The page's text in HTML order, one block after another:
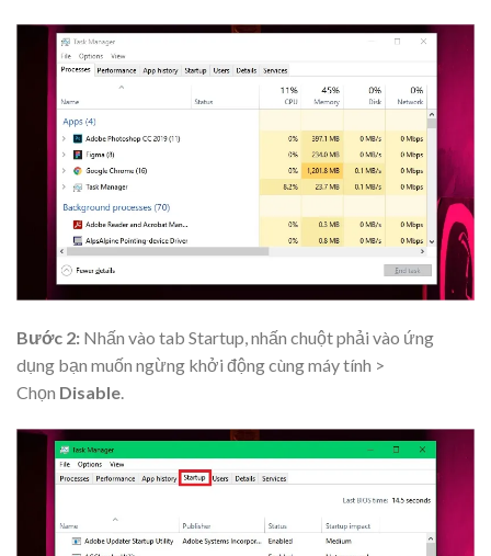
Bước 2: Nhấn vào tab Startup, nhấn chuột phải vào ứng
dụng bạn muốn ngừng khởi động cùng máy tính >
Chọn Disable.